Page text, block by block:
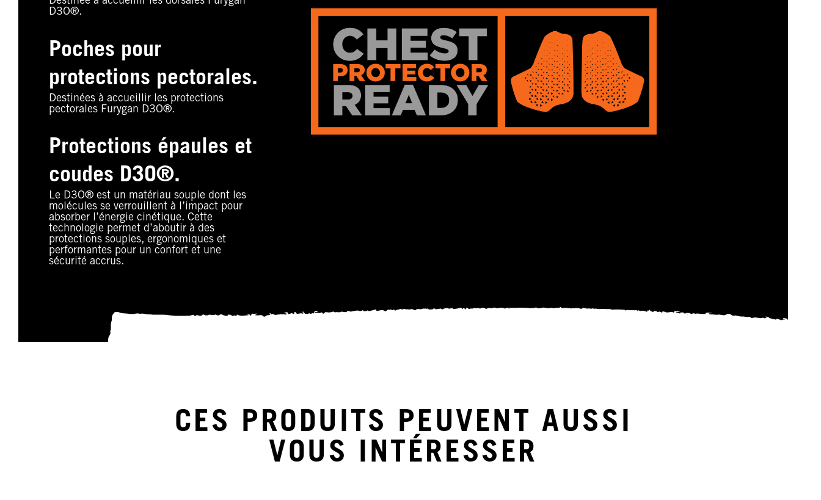
D3O®.
Poches pour
protections pectorales.
Destinées à accueillir les protections
pectorales Furygan D3O®.
Protections épaules et
coudes D3O®.
Le D3O® est un matériau souple dont les
molécules se verrouillent à l’impact pour
absorber l’énergie cinétique. Cette
technologie permet d’aboutir à des
protections souples, ergonomiques et
performantes pour un confort et une
sécurité accrus.
CES PRODUITS PEUVENT AUSSI
VOUS INTÉRESSER